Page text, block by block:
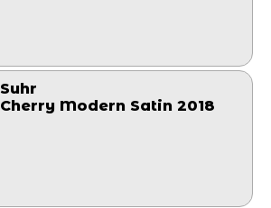
Suhr
Cherry Modern Satin 2018